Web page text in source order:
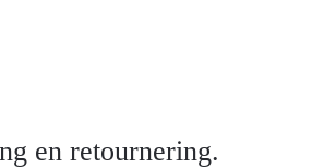
en retournering.